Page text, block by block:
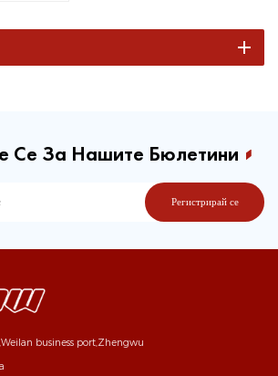
Се За Нашите Бюлетини
business port,Zhengwu